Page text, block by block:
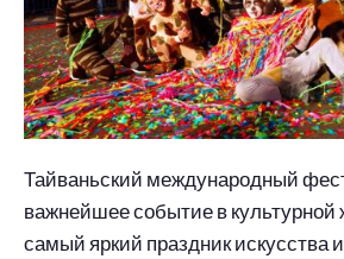
Тайваньский международный
важнейшее событие в культурной
самый яркий праздник искусства